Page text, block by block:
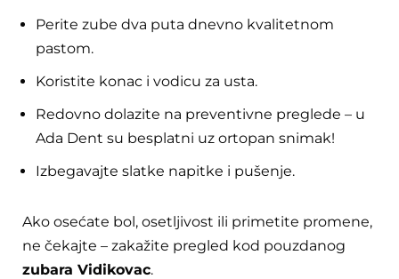
Perite zube dva puta dnevno kvalitetnom
pastom.
Koristite konac i vodicu za usta.
Redovno dolazite na preventivne preglede – u
Ada Dent su besplatni uz ortopan snimak!
Izbegavajte slatke napitke i pušenje.
Ako osećate bol, osetljivost ili primetite promene,
ne čekajte – zakažite pregled kod pouzdanog
zubara Vidikovac.